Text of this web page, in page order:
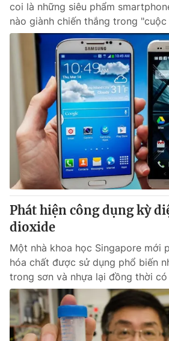
coi là những siêu phẩm
nào giành chiến thắng trong "cuộc
Phát hiện công dụng kỳ
dioxide
Một nhà khoa học Singapore mới
hóa chất được sử dụng phổ biến
trong sơn và nhựa lại đồng thời có